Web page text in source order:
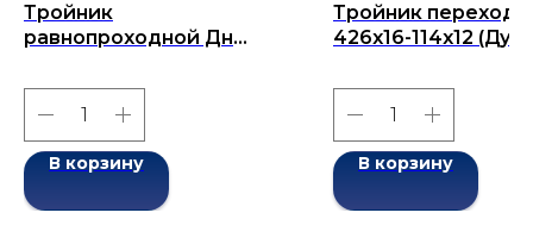
Тройник
равнопроходной Дн
бесшовный ГОСТ 17376-
2001
В корзину
Тройник
426х16-114х12 (Ду
ГОСТ 17376-2001
В корзину